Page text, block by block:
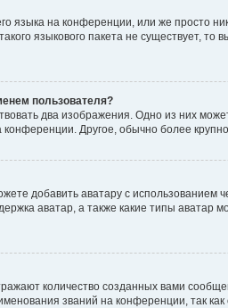
языка на конференции, или же просто
языкового пакета не существует,
пользователя?
два изображения. Одно из них
Другое, обычно более
добавить аватару с
аватар, а также какие типы
количество созданных вами
званий на конференции, так